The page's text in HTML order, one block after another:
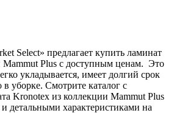
Select» предлагает купить ламинат
Mammut Plus c доступным ценам. Это
укладывается, имеет долгий срок
уборке. Смотрите каталог с
Kronotex из коллекции Mammut Plus
детальными характеристиками на